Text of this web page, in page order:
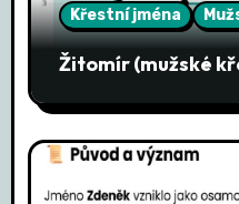
o
ř
í
Křestní jména
Žitomír (mužské